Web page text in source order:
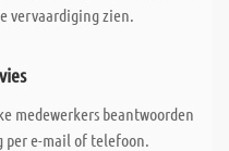
vervaardiging zien.
medewerkers beantwoorden
per e-mail of telefoon.